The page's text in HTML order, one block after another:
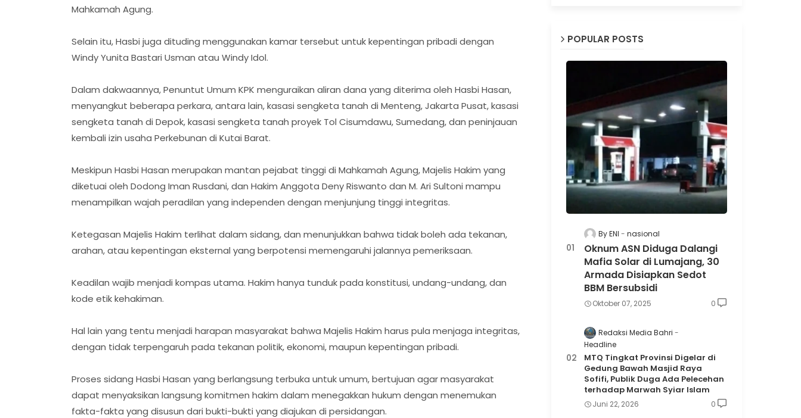
Mahkamah Agung.
Selain itu, Hasbi juga dituding menggunakan kamar tersebut untuk kepentingan pribadi dengan
Windy Yunita Bastari Usman atau Windy Idol.
Dalam dakwaannya, Penuntut Umum KPK menguraikan aliran dana yang diterima oleh Hasbi Hasan,
menyangkut beberapa perkara, antara lain, kasasi sengketa tanah di Menteng, Jakarta Pusat, kasasi
sengketa tanah di Depok, kasasi sengketa tanah proyek Tol Cisumdawu, Sumedang, dan peninjauan
kembali izin usaha Perkebunan di Kutai Barat.
Meskipun Hasbi Hasan merupakan mantan pejabat tinggi di Mahkamah Agung, Majelis Hakim yang
diketuai oleh Dodong Iman Rusdani, dan Hakim Anggota Deny Riswanto dan M. Ari Sultoni mampu
menampilkan wajah peradilan yang independen dengan menjunjung tinggi integritas.
Ketegasan Majelis Hakim terlihat dalam sidang, dan menunjukkan bahwa tidak boleh ada tekanan,
arahan, atau kepentingan eksternal yang berpotensi memengaruhi jalannya pemeriksaan.
Keadilan wajib menjadi kompas utama. Hakim hanya tunduk pada konstitusi, undang-undang, dan
kode etik kehakiman.
Hal lain yang tentu menjadi harapan masyarakat bahwa Majelis Hakim harus pula menjaga integritas,
dengan tidak terpengaruh pada tekanan politik, ekonomi, maupun kepentingan pribadi.
Proses sidang Hasbi Hasan yang berlangsung terbuka untuk umum, bertujuan agar masyarakat
dapat menyaksikan langsung komitmen hakim dalam menegakkan hukum dengan menemukan
fakta-fakta yang disusun dari bukti-bukti yang diajukan di persidangan.
POPULAR POSTS
By ENI nasional
Oknum ASN Diduga Dalangi
Mafia Solar di Lumajang, 30
Armada Disiapkan Sedot
BBM Bersubsidi
Oktober 07, 2025 0
Redaksi Media Bahri
Headline
MTQ Tingkat Provinsi Digelar di
Gedung Bawah Masjid Raya
Sofifi, Publik Duga Ada Pelecehan
terhadap Marwah Syiar Islam
Juni 22, 2026 0